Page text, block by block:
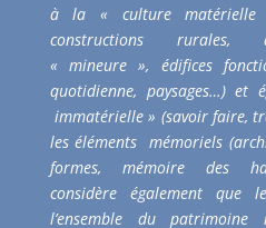
à la « culture matérielle
constructions rurales,
« mineure », édifices
quotidienne, paysages…)
immatérielle » (savoir faire,
les éléments mémoriels
formes, mémoire des
considère également que
l’ensemble du